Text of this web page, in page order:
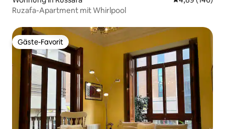
Ruzafa-Apartment mit Whirlpool
Gäste-Favorit
Gäste-Favorit